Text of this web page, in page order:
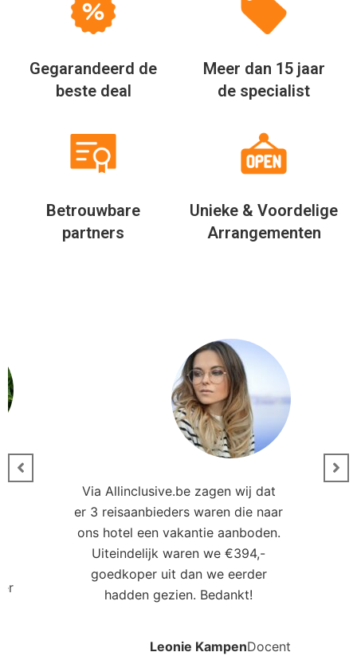
Gegarandeerd de
beste deal
Meer dan 15 jaar
de specialist
Betrouwbare
partners
Unieke & Voordelige
Arrangementen
Via Allinclusive.be zagen wij dat
er 3 reisaanbieders waren die naar
ons hotel een vakantie aanboden.
Uiteindelijk waren we €394,-
goedkoper uit dan we eerder
hadden gezien. Bedankt!
Leonie KampenDocent